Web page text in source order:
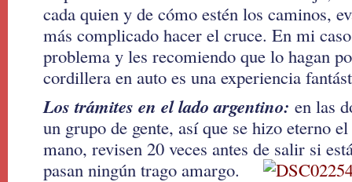
cada quien y de cómo estén los caminos,
más complicado hacer el cruce. En mi
problema y les recomiendo que lo hagan
cordillera en auto es una experiencia
Los trámites en el lado argentino: en las
un grupo de gente, así que se hizo eterno
mano, revisen 20 veces antes de salir si
pasan ningún trago amargo.